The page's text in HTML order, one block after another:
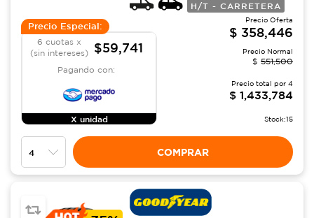
H/T - CARRETERA
Precio Especial:
6 cuotas x
(sin intereses)
$59,741
Pagando con:
X unidad
Precio Oferta
$ 358,446
Precio Normal
$ 551,500
Precio total por 4
$ 1,433,784
Stock:15
COMPRAR